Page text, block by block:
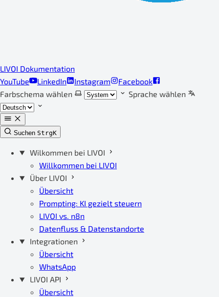
LIVOI Dokumentation
YouTube
LinkedIn Instagram
Facebook
Farbschema wählen
Sprache wählen
Suchen StrgK
Wilkommen bei LIVOI
Willkommen bei LIVOI
Über LIVOI
Übersicht
Prompting: KI gezielt steuern
LIVOI vs. n8n
Datenfluss & Datenstandorte
Integrationen
Übersicht
WhatsApp
LIVOI API
Übersicht